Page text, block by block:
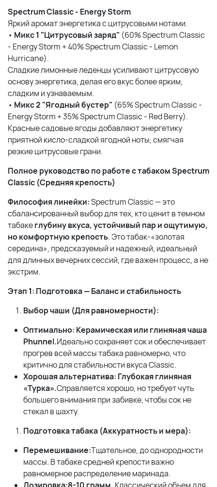
Spectrum Classic - Energy Storm
Яркий аромат энергетика с цитрусовыми нотами.
• Микс1 "Цитрусовыйзаряд" (60% Spectrum Classic
- Energy Storm + 40% Spectrum Classic - Lemon
Hurricane).
Сладкие лимонные леденцы усиливают цитрусовую
основу энергетика, делая его вкус более ярким,
сладким и узнаваемым.
• Микс2 "Ягодныйбустер" (65% Spectrum Classic -
Energy Storm + 35% Spectrum Classic - Red Berry).
Красные садовые ягоды добавляют энергетику
приятной кисло-сладкой ягодной ноты, смягчая
резкие цитрусовые грани.
Полное руководство по работе с табаком Spectrum
Classic (Средняя крепость)
Философия линейки:Spectrum Classic — это
сбалансированный выбор для тех, кто ценит в темном
табакеглубину вкуса, устойчивый пар и ощутимую,
но комфортную крепость. Это табак-«золотая
середина», предсказуемый и надежный, идеальный
для длинных вечерних сессий, где важен процесс, а не
экстрим.
Этап 1: Подготовка — Баланс и стабильность
Выбор чаши (Для равномерности):
Оптимально: Керамическая или глиняная чаша
Phunnel.Идеально сохраняет сок и обеспечивает
прогрев всей массы табака равномерно, что
критично для стабильности вкуса Classic.
Хорошая альтернатива: Глубокая глиняная
«Турка».Справляется хорошо, но требует чуть
большего внимания при забивке, чтобы сок не
стекал в шахту.
Подготовка табака (Аккуратность и мера):
Перемешивание:Тщательное, до однородности
массы. В табаке средней крепости важно
равномерное распределение маринада.